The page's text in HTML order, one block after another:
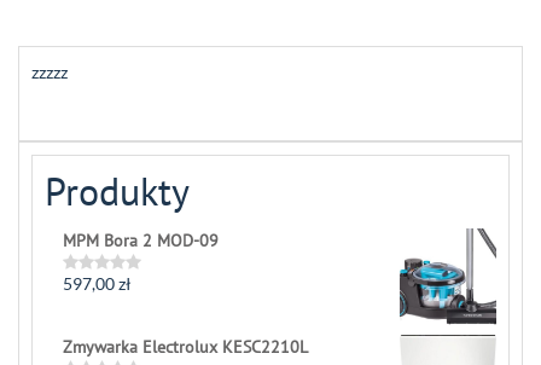
zzzzz
Produkty
MPM Bora 2 MOD-09
Rated
of
5
597,00zł
Zmywarka Electrolux KESC2210L